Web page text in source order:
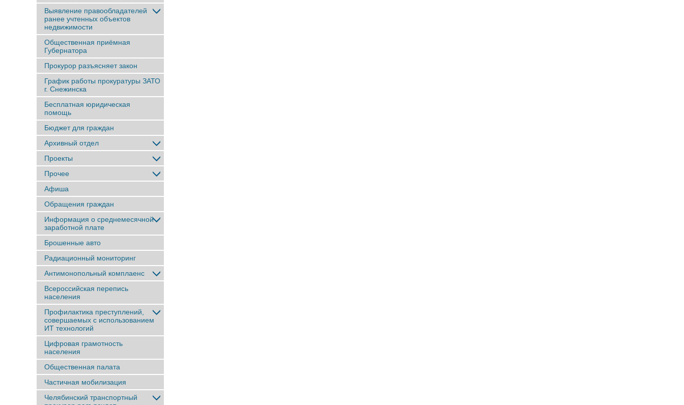
Выявление правообладателей
ранее учтенныx объектов
недвижимости
Общественная приёмная
Губернатора
Прокурор разъясняет закон
График работы прокуратуры ЗАТО
г. Снежинска
Бесплатная юридическая
помощь
Бюджет для граждан
Архивный отдел
Проекты
Прочее
Афиша
Обращения граждан
Информация о среднемесячной
заработной плате
Брошенные авто
Радиационный мониторинг
Антимонопольный комплаенс
Всероссийская перепись
населения
Профилактика преступлений,
совершаемых с использованием
ИТ технологий
Цифровая грамотность
населения
Общественная палата
Частичная мобилизация
Челябинский транспортный